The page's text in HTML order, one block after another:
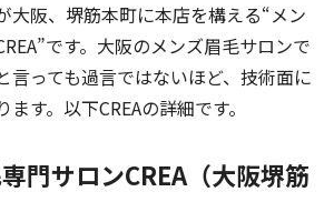
大阪、堺筋本町に本店を構える“メン
です。大阪のメンズ眉毛サロンで
言っても過言ではないほど、技術面に
す。以下CREAの詳細です。
門サロンCREA（大阪堺筋